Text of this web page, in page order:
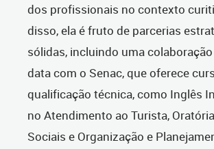
dos profissionais no contexto
disso, ela é fruto de parcerias
sólidas, incluindo uma
data com o Senac, que oferece
qualificação técnica, como Inglês
no Atendimento ao Turista,
Sociais e Organização e